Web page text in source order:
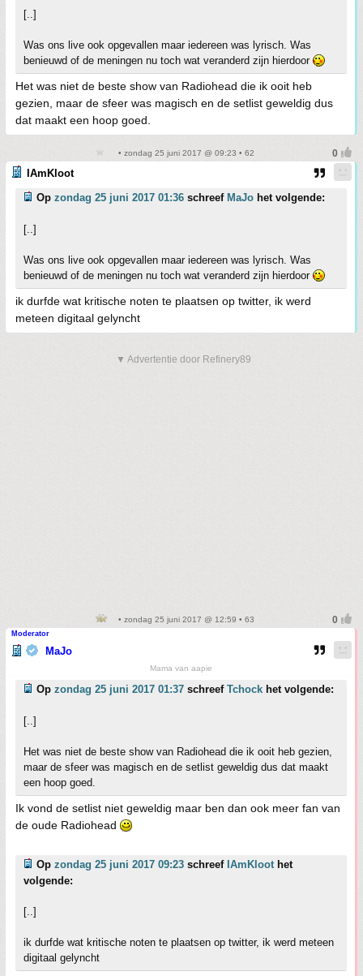
[..]
Was ons live ook opgevallen maar iedereen was lyrisch. Was
benieuwd of de meningen nu toch wat veranderd zijn hierdoor
Het was niet de beste show van Radiohead die ik ooit heb
gezien, maar de sfeer was magisch en de setlist geweldig dus
dat maakt een hoop goed.
• zondag 25 juni 2017 @ 09:23 • 62
IAmKloot
Op zondag 25 juni 2017 01:36 schreef MaJo het volgende:
[..]
Was ons live ook opgevallen maar iedereen was lyrisch. Was
benieuwd of de meningen nu toch wat veranderd zijn hierdoor
ik durfde wat kritische noten te plaatsen op twitter, ik werd
meteen digitaal gelyncht
▼ Advertentie door Refinery89
• zondag 25 juni 2017 @ 12:59 • 63
Moderator
MaJo
Mama van aapie
Op zondag 25 juni 2017 01:37 schreef Tchock het volgende:
[..]
Het was niet de beste show van Radiohead die ik ooit heb gezien,
maar de sfeer was magisch en de setlist geweldig dus dat maakt
een hoop goed.
Ik vond de setlist niet geweldig maar ben dan ook meer fan van
de oude Radiohead
Op zondag 25 juni 2017 09:23 schreef IAmKloothet
volgende:
[..]
ik durfde wat kritische noten te plaatsen op twitter, ik werd meteen
digitaal gelyncht